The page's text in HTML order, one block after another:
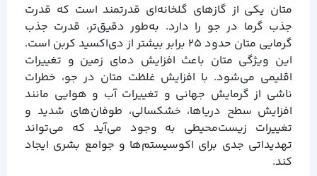
متان یکی از گازهای گلخانه‌ای قدرتمند است که قدرت
جذب گرما در جو را دارد. به‌طور دقیق‌تر، قدرت جذب
گرمایی متان حدود ۲۵ برابر بیشتر از دی‌اکسید کربن است.
این ویژگی متان باعث افزایش دمای زمین و تغییرات
اقلیمی می‌شود. با افزایش غلظت متان در جو، خطرات
ناشی از گرمایش جهانی و تغییرات آب و هوایی مانند
افزایش سطح دریاها، خشکسالی، طوفان‌های شدید و
تغییرات زیست‌محیطی به وجود می‌آید که می‌تواند
تهدیداتی جدی برای اکوسیستم‌ها و جوامع بشری ایجاد
کند.